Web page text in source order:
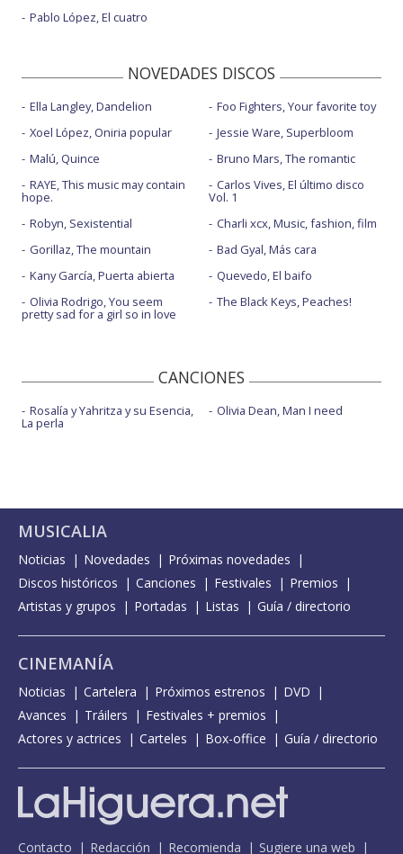
Pablo López, El cuatro
NOVEDADES DISCOS
Ella Langley, Dandelion
Xoel López, Oniria popular
Malú, Quince
RAYE, This music may contain
hope.
Robyn, Sexistential
Gorillaz, The mountain
Kany García, Puerta abierta
Olivia Rodrigo, You seem
pretty sad for a girl so in love
Foo Fighters, Your favorite toy
Jessie Ware, Superbloom
Bruno Mars, The romantic
Carlos Vives, El último disco
Vol. 1
Charli xcx, Music, fashion, film
Bad Gyal, Más cara
Quevedo, El baifo
The Black Keys, Peaches!
CANCIONES
Rosalía y Yahritza y su Esencia,
La perla
Olivia Dean, Man I need
MUSICALIA
Noticias Novedades
Próximas novedades
Discos históricos
Canciones Festivales
Premios
Artistas y grupos
Portadas Listas Guía / directorio
CINEMANÍA
Noticias Cartelera Próximos estrenos
DVD
Avances
Tráilers
Festivales + premios
Actores y actrices
Carteles Box-office Guía / directorio
Contacto Redacción Recomienda Sugiere una web